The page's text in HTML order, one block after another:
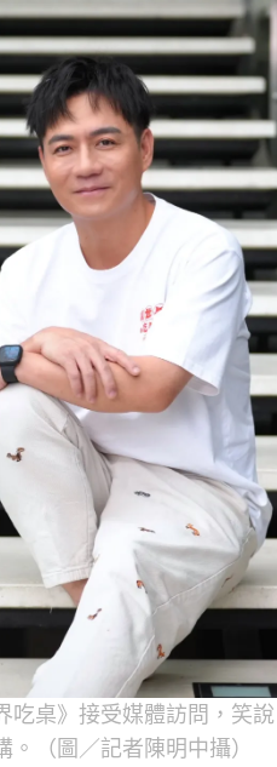
吃桌》接受媒體訪問，笑
。（圖／記者陳明中攝）